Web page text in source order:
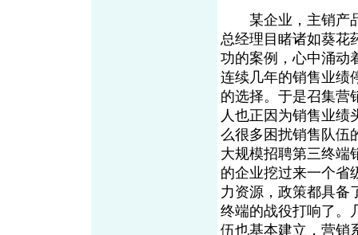
某企业，主销产品
总经理目睹诸如葵花
功的案例，心中涌动
连续几年的销售业绩
的选择。于是召集营
人也正因为销售业绩
么很多困扰销售队伍
大规模招聘第三终端
的企业挖过来一个省
力资源，政策都具备
终端的战役打响了。
伍也基本建立，营销